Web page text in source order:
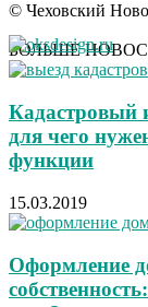
© Чеховский
БОЛЬШЕ
Кадастровый
для чего
функции
15.03.2019
Оформление